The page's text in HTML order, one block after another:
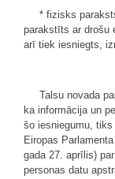
* fizisks
parakstīts ar drošu
arī tiek iesniegts,
Talsu novada
ka informācija un
šo iesniegumu,
Eiropas
gada 27. aprīlis)
personas datu